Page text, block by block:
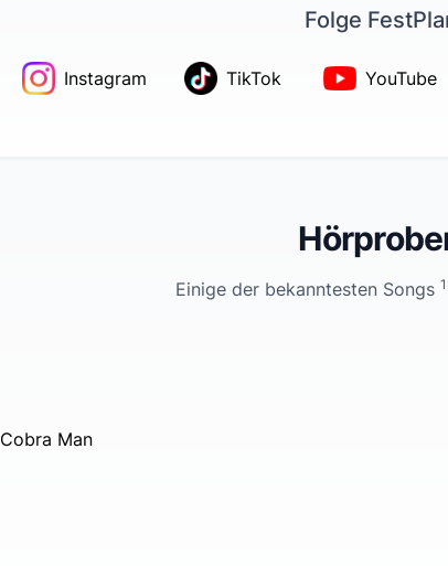
Folge
Instagram TikTok YouTube
Einige der bekanntesten Songs 1
Cobra Man